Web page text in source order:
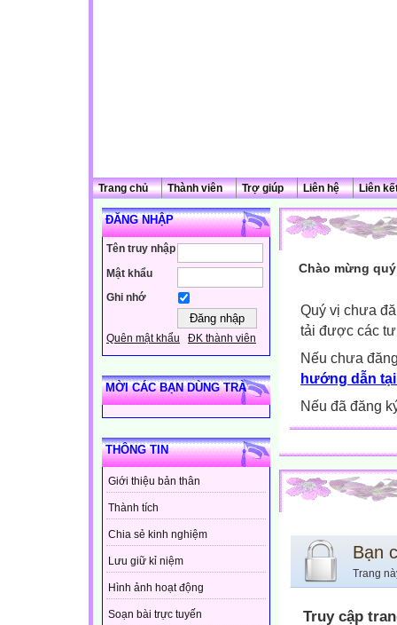
Trang chủ Thành viên Trợ giúp Liên hệ Liên
ĐĂNG NHẬP
Tên truy nhập
Mật khẩu
Ghi nhớ
Quên mật khẩu ĐK thành viên
MỜI CÁC BẠN DÙNG TRÀ
THÔNG TIN
Giới thiệu bản thân
Thành tích
Chia sẻ kinh nghiệm
Lưu giữ kỉ niệm
Hình ảnh hoạt động
Soạn bài trực tuyến
Chào mừng
Quý vị chưa
tải được các
Nếu chưa
hướng dẫn
Nếu đã đăng
Bạn
Trang
Truy cập